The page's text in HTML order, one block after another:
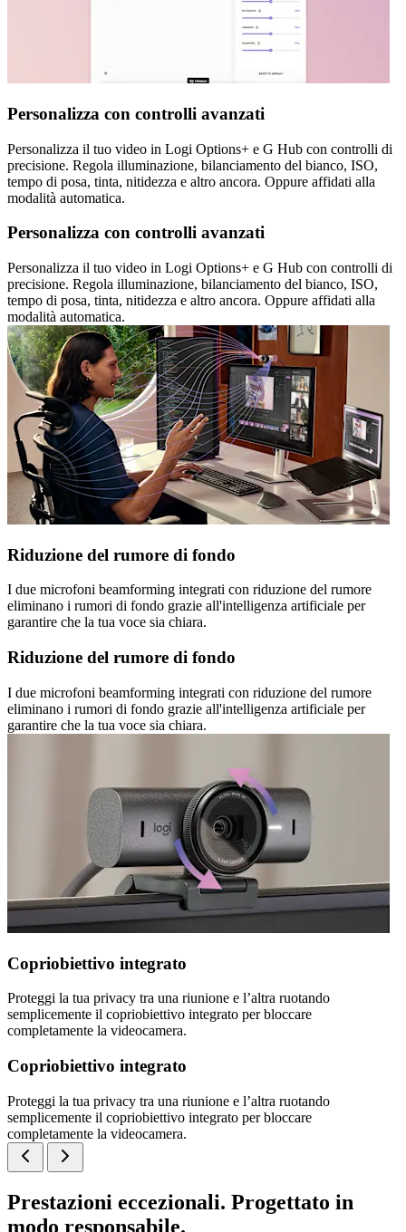
Personalizza con controlli avanzati
Personalizza il tuo video in Logi Options+ e G Hub con controlli di
precisione. Regola illuminazione, bilanciamento del bianco, ISO,
tempo di posa, tinta, nitidezza e altro ancora. Oppure affidati alla
modalità automatica.
Personalizza con controlli avanzati
Personalizza il tuo video in Logi Options+ e G Hub con controlli di
precisione. Regola illuminazione, bilanciamento del bianco, ISO,
tempo di posa, tinta, nitidezza e altro ancora. Oppure affidati alla
modalità automatica.
Riduzione del rumore di fondo
I due microfoni beamforming integrati con riduzione del rumore
eliminano i rumori di fondo grazie all'intelligenza artificiale per
garantire che la tua voce sia chiara.
Riduzione del rumore di fondo
I due microfoni beamforming integrati con riduzione del rumore
eliminano i rumori di fondo grazie all'intelligenza artificiale per
garantire che la tua voce sia chiara.
Copriobiettivo integrato
Proteggi la tua privacy tra una riunione e l’altra ruotando
semplicemente il copriobiettivo integrato per bloccare
completamente la videocamera.
Copriobiettivo integrato
Proteggi la tua privacy tra una riunione e l’altra ruotando
semplicemente il copriobiettivo integrato per bloccare
completamente la videocamera.
Prestazioni eccezionali. Progettato in
modo responsabile.